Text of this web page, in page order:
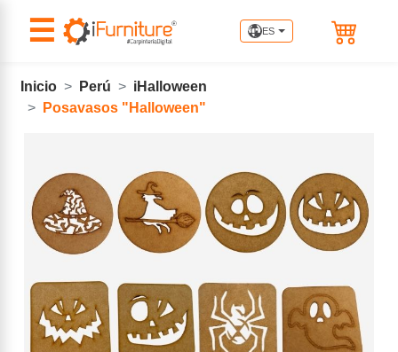
☰ ES
Inicio Perú
iHalloween
Posavasos "Halloween"